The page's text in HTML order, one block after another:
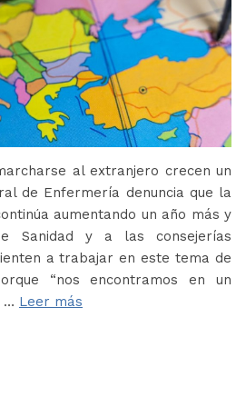
al extranjero crecen un
de Enfermería denuncia que la
aumentando un año más y
Sanidad y a las consejerías
a trabajar en este tema de
“nos encontramos en un
… Leer más